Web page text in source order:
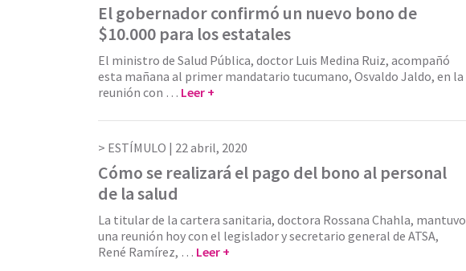
El gobernador confirmó un nuevo bono de
$10.000 para los estatales
El ministro de Salud Pública, doctor Luis Medina Ruiz, acompañó
esta mañana al primer mandatario tucumano, Osvaldo Jaldo, en la
reunión con … Leer +
ESTÍMULO | 22 abril, 2020
Cómo se realizará el pago del bono al personal
de la salud
La titular de la cartera sanitaria, doctora Rossana Chahla, mantuvo
una reunión hoy con el legislador y secretario general de ATSA,
René Ramírez, … Leer +